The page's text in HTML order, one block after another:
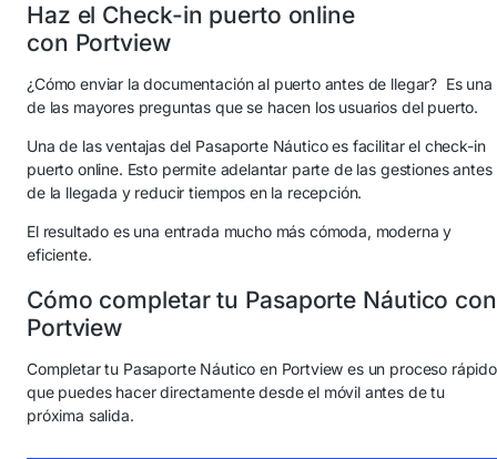
Haz el Check-in puerto online
con Portview
¿Cómo enviar la documentación al puerto antes de llegar? Es una
de las mayores preguntas que se hacen los usuarios del puerto.
Una de las ventajas del Pasaporte Náutico es facilitar el check-in
puerto online. Esto permite adelantar parte de las gestiones antes
de la llegada y reducir tiempos en la recepción.
El resultado es una entrada mucho más cómoda, moderna y
eficiente.
Cómo completar tu Pasaporte Náutico con
Portview
Completar tu Pasaporte Náutico en Portview es un proceso rápido
que puedes hacer directamente desde el móvil antes de tu
próxima salida.